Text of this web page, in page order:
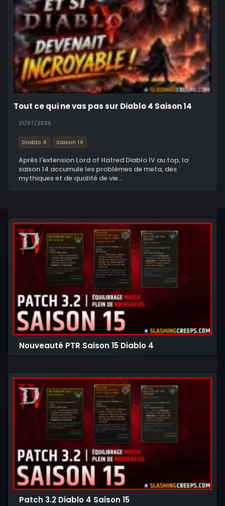
Tout ce qui ne vas pas sur Diablo 4 Saison 14
21/07/2026
Diablo 4 Saison 14
Après l'extension Lord of Hatred Diablo IV au top, la
saison 14 accumule les problèmes de meta, des
mythiques et de qualité de vie...
Nouveauté PTR Saison 15 Diablo 4
Patch 3.2 Diablo 4 Saison 15